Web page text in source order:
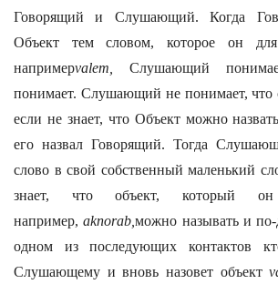
Говорящий и Слушающий. Когда
Объект тем словом, которое он
напримерvalem,
Слушающий
понимает. Слушающий не понимает, что
если не знает, что Объект можно
его назвал Говорящий. Тогда
слово в свой собственный маленький
знает, что объект, который
например,aknorab,можно называть и
одном из последующих контактов
Слушающему и вновь назовет объект